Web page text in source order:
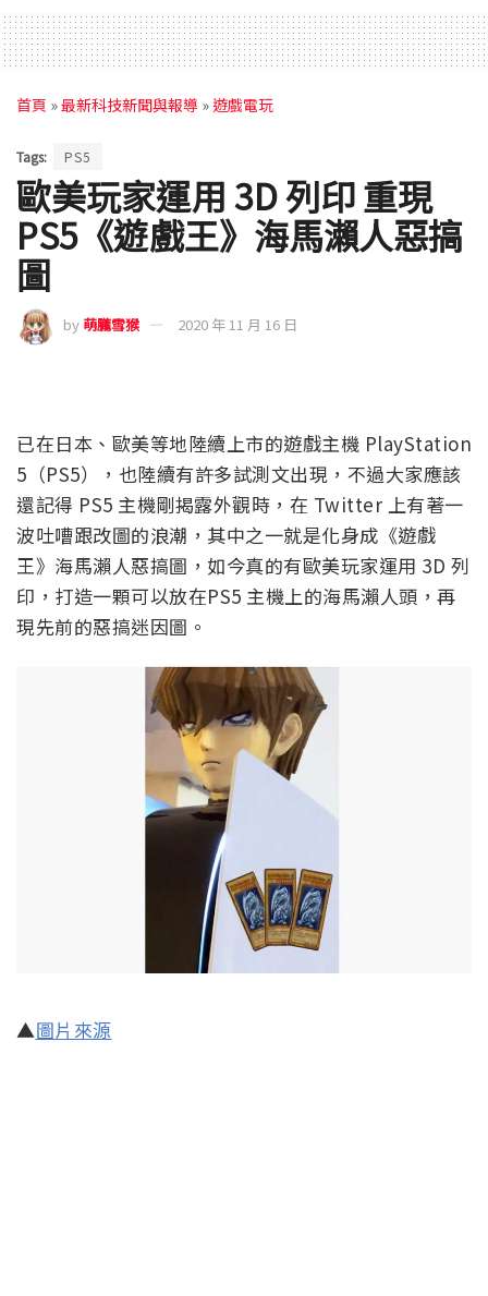
首頁 »最新科技新聞與報導 »遊戲電玩
Tags: PS5
歐美玩家運用 3D 列印 重現
PS5《遊戲王》海馬瀨人惡搞
圖
by 萌朧雪猴 2020 年 11 月 16 日
已在日本、歐美等地陸續上市的遊戲主機 PlayStation
5（PS5），也陸續有許多試測文出現，不過大家應該
還記得 PS5 主機剛揭露外觀時，在 Twitter 上有著一
波吐嘈跟改圖的浪潮，其中之一就是化身成《遊戲
王》海馬瀨人惡搞圖，如今真的有歐美玩家運用 3D 列
印，打造一顆可以放在PS5 主機上的海馬瀨人頭，再
現先前的惡搞迷因圖。
▲圖片來源